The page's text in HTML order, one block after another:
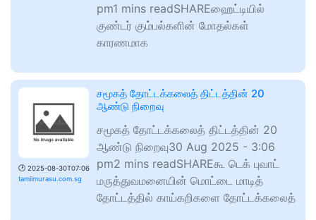
pm1 mins readSHAREஹைட்டியில்
குண்டர் கும்பல்களின் மோதல்கள்
காரணமாக
🕑 2025-08-30T07:06
tamilmurasu.com.sg
சமூகத் தோட்டக்கலைத் திட்டத்தின் 20
ஆண்டு நிறைவு
சமூகத் தோட்டக்கலைத் திட்டத்தின் 20
ஆண்டு நிறைவு30 Aug 2025 - 3:06
pm2 mins readSHAREகூ டெக் புவாட்
மருத்துவமனையின் மொட்டை மாடித்
தோட்டத்தில் காய்கறிகளை தோட்டக்கலைத்